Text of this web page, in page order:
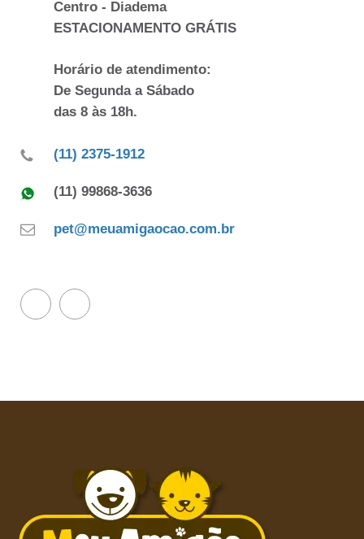
Centro - Diadema
ESTACIONAMENTO GRÁTIS
Horário de atendimento:
De Segunda a Sábado
das 8 às 18h.
(11) 2375-1912
(11) 99868-3636
pet@meuamigaocao.com.br